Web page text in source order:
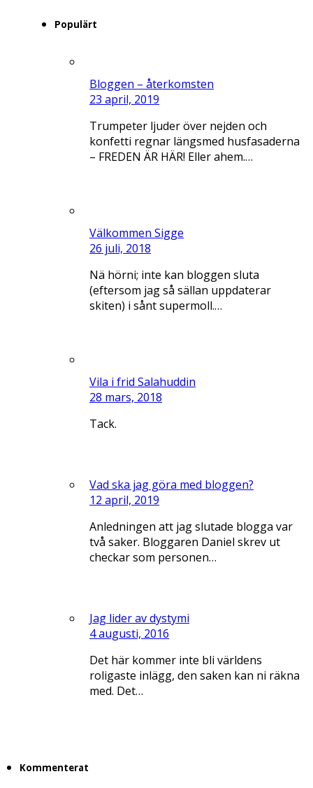
Populärt
Bloggen – återkomsten
23 april, 2019
Trumpeter ljuder över nejden och
konfetti regnar längsmed husfasaderna
– FREDEN ÄR HÄR! Eller ahem.…
Välkommen Sigge
26 juli, 2018
Nä hörni; inte kan bloggen sluta
(eftersom jag så sällan uppdaterar
skiten) i sånt supermoll.…
Vila i frid Salahuddin
28 mars, 2018
Tack.
Vad ska jag göra med bloggen?
12 april, 2019
Anledningen att jag slutade blogga var
två saker. Bloggaren Daniel skrev ut
checkar som personen…
Jag lider av dystymi
4 augusti, 2016
Det här kommer inte bli världens
roligaste inlägg, den saken kan ni räkna
med. Det…
Kommenterat